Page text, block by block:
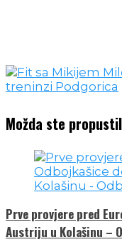
Možda ste
Prve provjere pred
Austriju u Kolašinu –